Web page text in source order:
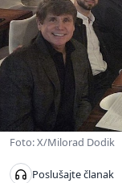
Foto: X/Milorad Dodik
Poslušajte članak